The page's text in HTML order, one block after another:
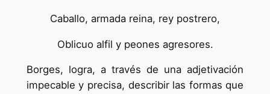
Caballo, armada reina, rey postrero,
Oblicuo alfil y peones agresores.
Borges, logra, a través de una adjetivación
impecable y precisa, describir las formas que